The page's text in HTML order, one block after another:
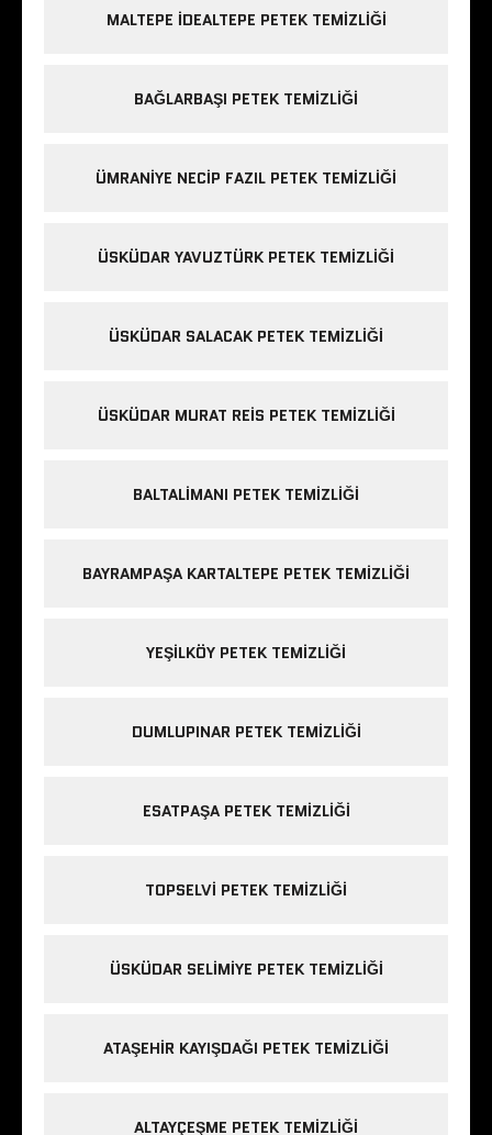
MALTEPE IDEALTEPE PETEK TEMIZLIĞI
BAĞLARBAŞI PETEK TEMIZLIĞI
ÜMRANIYE NECIP FAZIL PETEK TEMIZLIĞI
ÜSKÜDAR YAVUZTÜRK PETEK TEMIZLIĞI
ÜSKÜDAR SALACAK PETEK TEMIZLIĞI
ÜSKÜDAR MURAT REIS PETEK TEMIZLIĞI
BALTALIMANI PETEK TEMIZLIĞI
BAYRAMPAŞA KARTALTEPE PETEK TEMIZLIĞI
YEŞILKÖY PETEK TEMIZLIĞI
DUMLUPINAR PETEK TEMIZLIĞI
ESATPAŞA PETEK TEMIZLIĞI
TOPSELVI PETEK TEMIZLIĞI
ÜSKÜDAR SELIMIYE PETEK TEMIZLIĞI
ATAŞEHIR KAYIŞDAĞI PETEK TEMIZLIĞI
ALTAYÇEŞME PETEK TEMIZLIĞI